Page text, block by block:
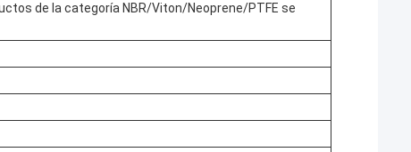
de la categoría NBR/Viton/Neoprene/PTFE se